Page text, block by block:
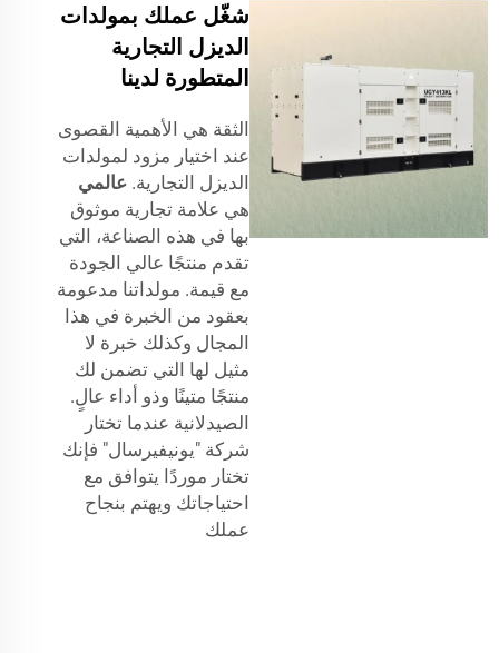
شغّل عملك بمولدات
الديزل التجارية
المتطورة لدينا
الثقة هي الأهمية القصوى
عند اختيار مزود لمولدات
الديزل التجارية. عالمي
هي علامة تجارية موثوق
بها في هذه الصناعة، التي
تقدم منتجًا عالي الجودة
مع قيمة. مولداتنا مدعومة
بعقود من الخبرة في هذا
المجال وكذلك خبرة لا
مثيل لها التي تضمن لك
منتجًا متينًا وذو أداء عالٍ.
الصيدلانية عندما تختار
شركة "يونيفيرسال" فإنك
تختار موردًا يتوافق مع
احتياجاتك ويهتم بنجاح
عملك